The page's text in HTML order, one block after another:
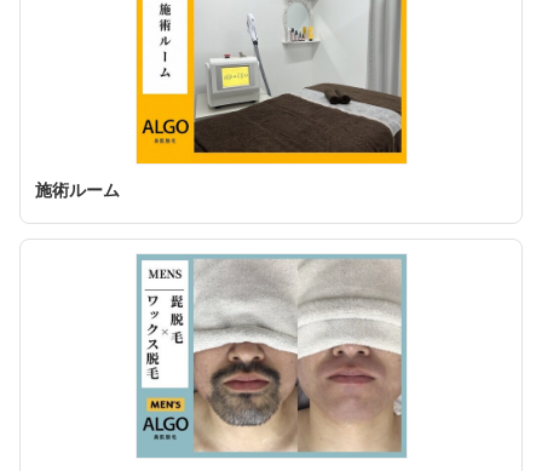
施術ルーム